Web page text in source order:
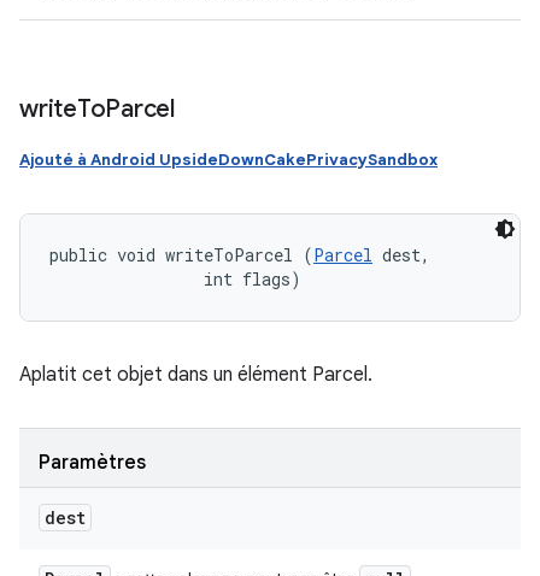
writeToParcel
Ajouté à Android UpsideDownCakePrivacySandbox
public void writeToParcel (Parcel dest,
                int flags)
Aplatit cet objet dans un élément Parcel.
Paramètres
dest